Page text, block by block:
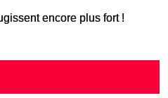
encore plus fort !